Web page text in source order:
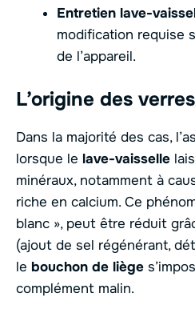
Entretien lave-
modification requise
de l’appareil.
L’origine des
Dans la majorité des cas,
lorsque le lave-vaisselle
minéraux, notamment à
riche en calcium. Ce
blanc », peut être réduit
(ajout de sel régénérant,
le bouchon de liège
complément malin.